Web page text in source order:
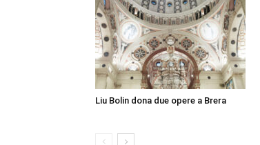
Liu Bolin dona due opere a Brera